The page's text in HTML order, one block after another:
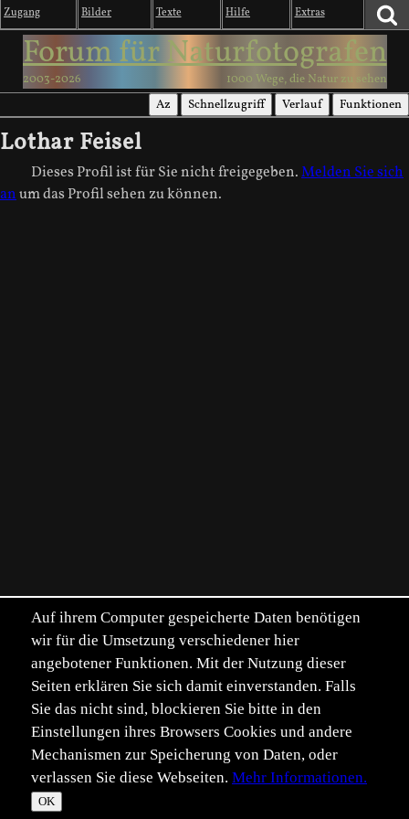
Zugang Bilder Texte Hilfe Extras
Forum für Naturfotografen
2003-2026 1000 Wege, die Natur zu sehen
Az Schnellzugriff Verlauf Funktionen
Lothar Feisel
Dieses Profil ist für Sie nicht freigegeben.Melden Sie sich
anum das Profil sehen zu können.
Auf ihrem Computer gespeicherte Daten benötigen
wir für die Umsetzung verschiedener hier
angebotener Funktionen. Mit der Nutzung dieser
Seiten erklären Sie sich damit einverstanden. Falls
Sie das nicht sind, blockieren Sie bitte in den
Einstellungen ihres Browsers Cookies und andere
Mechanismen zur Speicherung von Daten, oder
verlassen Sie diese Webseiten. Mehr Informationen.
OK